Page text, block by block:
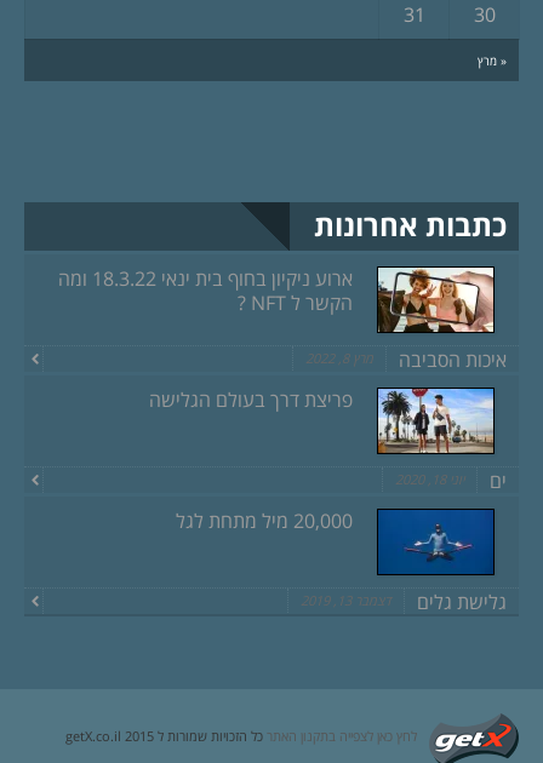
« מרץ
30
31
כתבות אחרונות
ארוע ניקיון בחוף בית ינאי 18.3.22 ומה
הקשר ל NFT ?
איכות הסביבה מרץ 8, 2022
פריצת דרך בעולם הגלישה
ים יוני 18, 2020
20,000 מיל מתחת לגל
גלישת גלים דצמבר 13, 2019
לחץ כאן לצפייה בתקנון האתר כל הזכויות שמורות ל getX.co.il 2015